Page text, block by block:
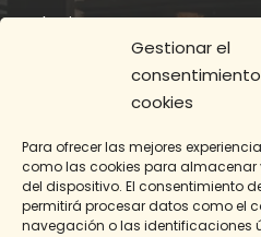
Gestionar el
cookies
Para ofrecer las mejores
como las cookies para
del dispositivo. El consentimiento
permitirá procesar datos como el
navegación o las identificaciones
Chorizo
Aviso Legal
Política de Privacidad